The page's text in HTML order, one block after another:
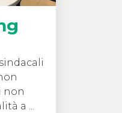
non
a ...